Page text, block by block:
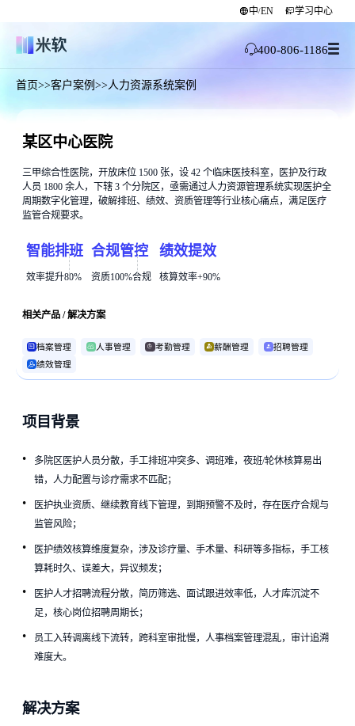
中/EN 学习中心
400-806-1186
首页>>客户案例 >>人力资源系统案例
某区中心医院
三甲综合性医院，开放床位 1500 张，设 42 个临床医技科室，医护及行政
人员 1800 余人，下辖 3 个分院区，亟需通过人力资源管理系统实现医护全
周期数字化管理，破解排班、绩效、资质管理等行业核心痛点，满足医疗
监管合规要求。
智能排班
效率提升80%
合规管控
资质100%合规
绩效提效
核算效率+90%
相关产品 / 解决方案
档案管理 人事管理 考勤管理 薪酬管理
招聘管理
绩效管理
项目背景
多院区医护人员分散，手工排班冲突多、调班难，夜班/轮休核算易出
错，人力配置与诊疗需求不匹配；
医护执业资质、继续教育线下管理，到期预警不及时，存在医疗合规与
监管风险；
医护绩效核算维度复杂，涉及诊疗量、手术量、科研等多指标，手工核
算耗时久、误差大，异议频发；
医护人才招聘流程分散，简历筛选、面试跟进效率低，人才库沉淀不
足，核心岗位招聘周期长；
员工入转调离线下流转，跨科室审批慢，人事档案管理混乱，审计追溯
难度大。
解决方案